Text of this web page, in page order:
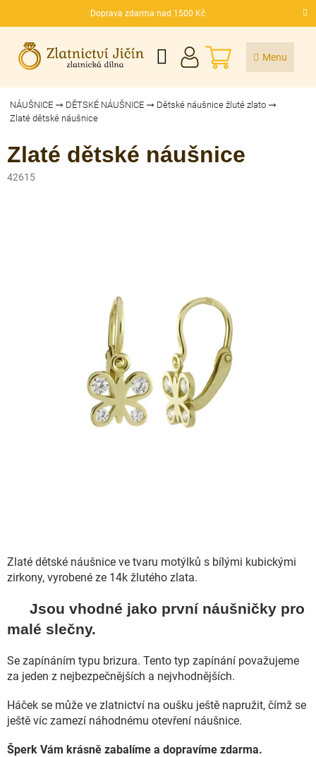
Doprava zdarma nad 1500 Kč
CZK
NÁKUPNÍ
KOŠÍK
NÁUŠNICE DĚTSKÉ NÁUŠNICE
Dětské náušnice žluté zlato
Zlaté dětské náušnice
Zlaté dětské náušnice
42615
Zlaté dětské náušnice ve tvaru motýlků s bílými kubickými
zirkony, vyrobené ze 14k žlutého zlata.
Jsou vhodné jako první náušničky pro
malé slečny.
Se zapínáním typu brizura. Tento typ zapínání považujeme
za jeden z nejbezpečnějších a nejvhodnějších.
Háček se může ve zlatnictví na oušku ještě napružit, čímž se
ještě víc zamezí náhodnému otevření náušnice.
Šperk Vám krásně zabalíme a dopravíme zdarma.